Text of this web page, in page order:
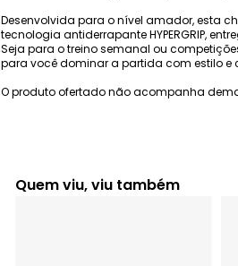
Desenvolvida para o nível amador, esta
tecnologia antiderrapante HYPERGRIP,
Seja para o treino semanal ou
para você dominar a partida com estilo e
O produto ofertado não acompanha
Quem viu, viu também